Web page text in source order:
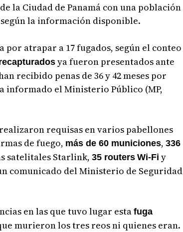
la Ciudad de Panamá con una población
la información disponible.
por atrapar a 17 fugados, según el conteo
ya fueron presentados ante
recibido penas de 36 y 42 meses por
informado el Ministerio Público (MP,
requisas en varios pabellones
de fuego, más de 60 municiones, 336
satelitales Starlink, 35 routers Wi-Fi y
comunicado del Ministerio de Seguridad
en las que tuvo lugar esta fuga
murieron los tres reos ni quienes eran.